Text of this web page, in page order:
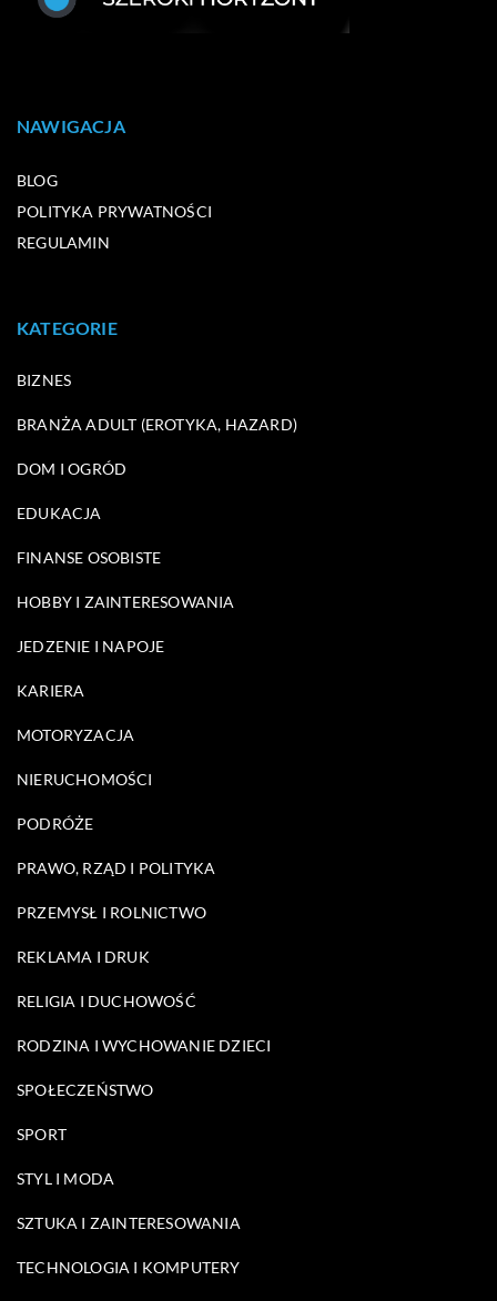
NAWIGACJA
BLOG
POLITYKA PRYWATNOŚCI
REGULAMIN
KATEGORIE
BIZNES
BRANŻA ADULT (EROTYKA, HAZARD)
DOM I OGRÓD
EDUKACJA
FINANSE OSOBISTE
HOBBY I ZAINTERESOWANIA
JEDZENIE I NAPOJE
KARIERA
MOTORYZACJA
NIERUCHOMOŚCI
PODRÓŻE
PRAWO, RZĄD I POLITYKA
PRZEMYSŁ I ROLNICTWO
REKLAMA I DRUK
RELIGIA I DUCHOWOŚĆ
RODZINA I WYCHOWANIE DZIECI
SPOŁECZEŃSTWO
SPORT
STYL I MODA
SZTUKA I ZAINTERESOWANIA
TECHNOLOGIA I KOMPUTERY